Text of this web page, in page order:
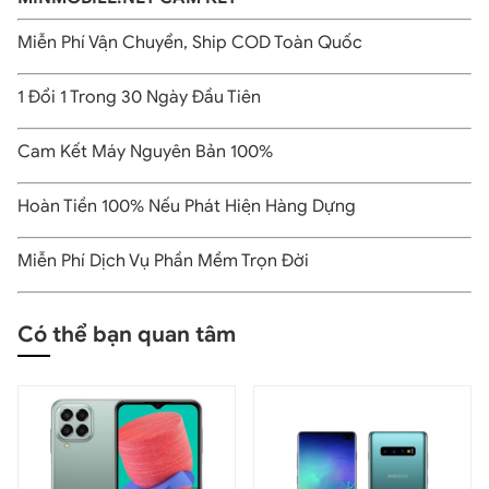
sẽ không còn gặp tình trạng giật lag hay nóng máy
trong quá trình sử dụng.
Bên cạnh đó, Galaxy A14 128GB còn được trang bị bộ
nhớ ROM lên tới 4GB và hỗ trợ thẻ MicroSD lên đến 1TB,
mang đến không gian lưu trữ cực lớn, cho phép người
dùng thoải mái tải các ứng dụng, tài liệu và tập tin mà
Miễn Phí Vận Chuyển, Ship COD Toàn Quốc
1 Đổi 1 Trong 30 Ngày Đầu Tiên
Cam Kết Máy Nguyên Bản 100%
Hoàn Tiền 100% Nếu Phát Hiện Hàng Dựng
Miễn Phí Dịch Vụ Phần Mềm Trọn Đời
Có thể bạn quan tâm